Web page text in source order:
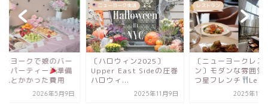
ーヨーク生活
ロウィン2025〕
East Sideの圧巻
ウィ...
2025年11月9日
レストラン
〔ニューヨークレストラ
ン〕モダンな雰囲気の一
つ星フレンチ
2025年11月29日
お誕生日
ニューヨークで娘の
スデーパーティー
の流れとかかった費
2026年5